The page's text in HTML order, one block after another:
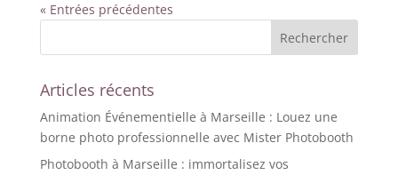
« Entrées précédentes
Articles récents
Animation Événementielle à Marseille : Louez une
borne photo professionnelle avec Mister Photobooth
Photobooth à Marseille : immortalisez vos